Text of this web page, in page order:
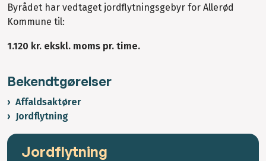
Byrådet har vedtaget jordflytningsgebyr for Allerød
Kommune til:
1.120 kr. ekskl. moms pr. time.
Bekendtgørelser
Affaldsaktører
Jordflytning
Jordflytning